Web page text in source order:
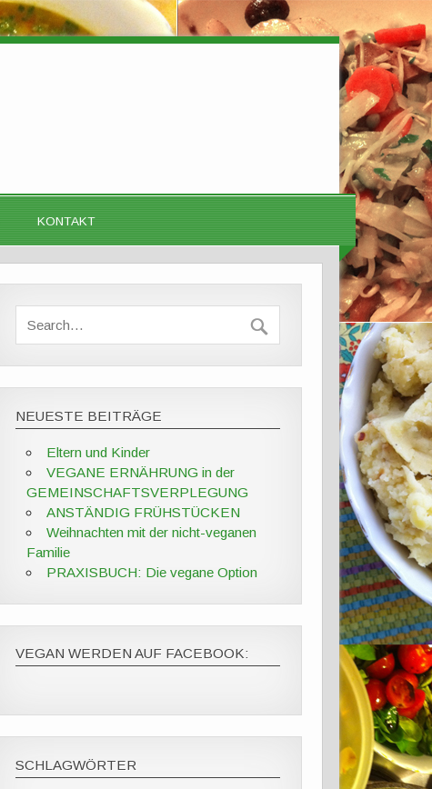
KONTAKT
NEUESTE BEITRÄGE
Eltern und Kinder
VEGANE ERNÄHRUNG in der
GEMEINSCHAFTSVERPLEGUNG
ANSTÄNDIG FRÜHSTÜCKEN
Weihnachten mit der nicht-veganen
Familie
PRAXISBUCH: Die vegane Option
VEGAN WERDEN AUF FACEBOOK:
SCHLAGWÖRTER